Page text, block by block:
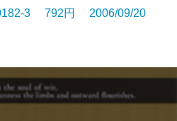
3 792円 2006/09/20